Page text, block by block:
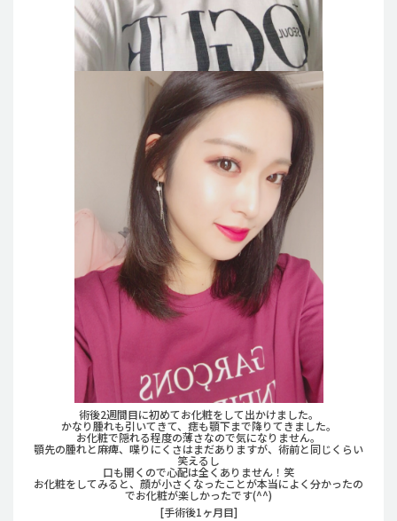
術後2週間目に初めてお化粧をして出かけました。
かなり腫れも引いてきて、痣も顎下まで降りてきました。
お化粧で隠れる程度の薄さなので気になりません。
顎先の腫れと麻痺、喋りにくさはまだありますが、術前と同じくらい
笑えるし
口も開くので心配は全くありません！笑
お化粧をしてみると、顔が小さくなったことが本当によく分かったの
でお化粧が楽しかったです(^^)
[手術後1ヶ月目]